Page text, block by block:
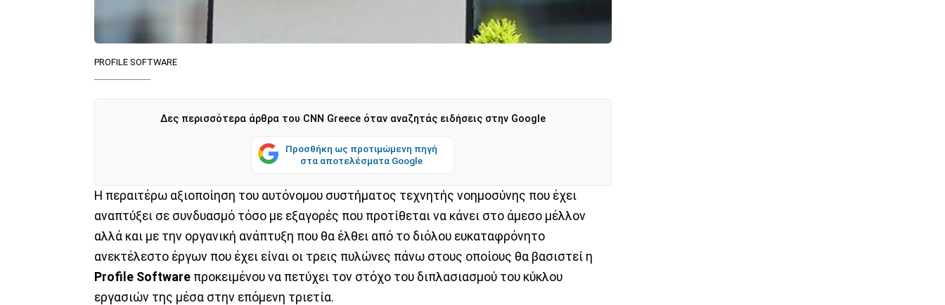
PROFILE SOFTWARE
Δες περισσότερα άρθρα του CNN Greece όταν αναζητάς ειδήσεις στην Google
Προσθήκη ως προτιμώμενη πηγή
στα αποτελέσματα Google
Η περαιτέρω αξιοποίηση του αυτόνομου συστήματος τεχνητής νοημοσύνης που έχει
αναπτύξει σε συνδυασμό τόσο με εξαγορές που προτίθεται να κάνει στο άμεσο μέλλον
αλλά και με την οργανική ανάπτυξη που θα έλθει από το διόλου ευκαταφρόνητο
ανεκτέλεστο έργων που έχει είναι οι τρεις πυλώνες πάνω στους οποίους θα βασιστεί η
Profile Software προκειμένου να πετύχει τον στόχο του διπλασιασμού του κύκλου
εργασιών της μέσα στην επόμενη τριετία.